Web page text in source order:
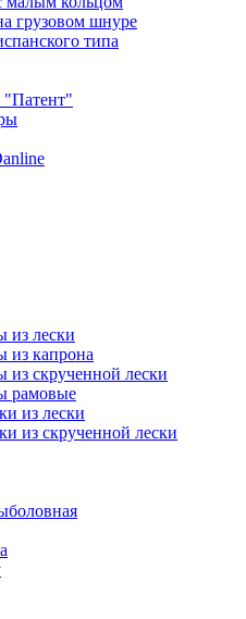
грузовом шнуре
типа
из лески
из капрона
скрученной лески
рамовые
из лески
из скрученной лески